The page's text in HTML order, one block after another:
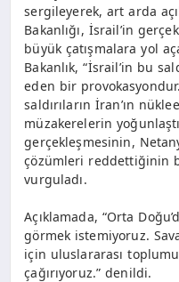
sergileyerek, art arda
Bakanlığı, İsrail’in
büyük çatışmalara yol
Bakanlık, “İsrail’in bu
eden bir
saldırıların İran’ın
müzakerelerin
gerçekleşmesinin,
çözümleri reddettiğinin
vurguladı.
Açıklamada, “Orta
görmek istemiyoruz.
için uluslararası
çağırıyoruz.” denildi.